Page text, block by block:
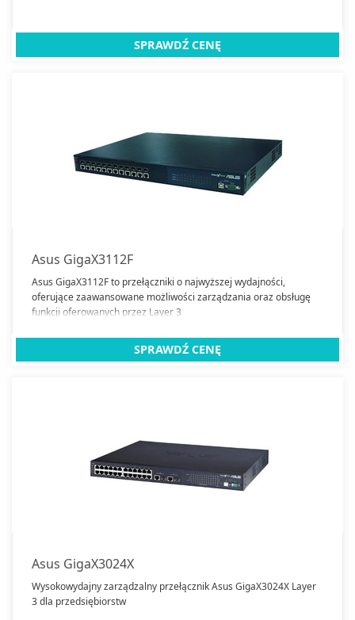
SPRAWDŹ CENĘ
Asus GigaX3112F
Asus GigaX3112F to przełączniki o najwyższej wydajności,
oferujące zaawansowane możliwości zarządzania oraz obsługę
funkcji oferowanych przez Layer 3
SPRAWDŹ CENĘ
Asus GigaX3024X
Wysokowydajny zarządzalny przełącznik Asus GigaX3024X Layer
3 dla przedsiębiorstw